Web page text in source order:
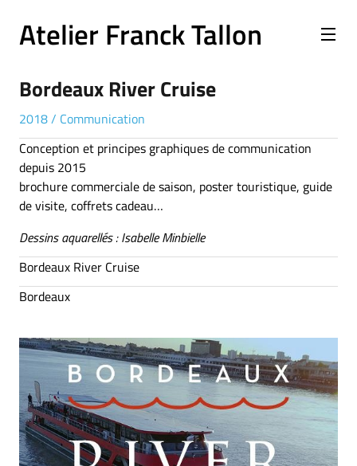
Atelier Franck Tallon
Bordeaux River Cruise
2018/ Communication
Conception et principes graphiques de communication
depuis 2015
brochure commerciale de saison, poster touristique, guide
de visite, coffrets cadeau…
Dessins aquarellés : Isabelle Minbielle
Bordeaux River Cruise
Bordeaux